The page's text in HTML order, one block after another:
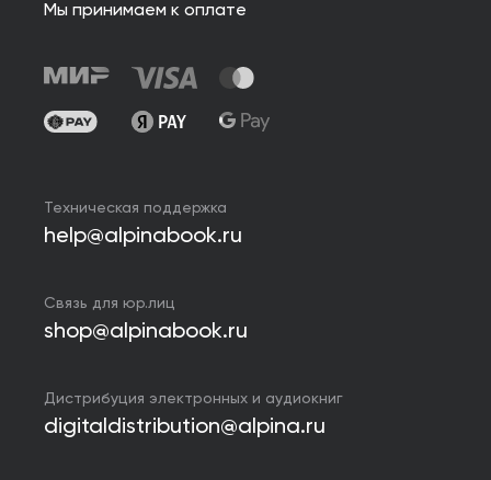
Мы принимаем к оплате
Техническая поддержка
help@alpinabook.ru
Связь для юр.лиц
shop@alpinabook.ru
Дистрибуция электронных и аудиокниг
digitaldistribution@alpina.ru